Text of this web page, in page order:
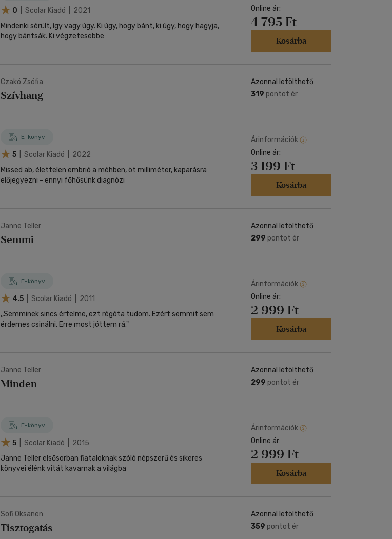
0
| Scolar Kiadó | 2021
Mindenki sérült, így vagy úgy. Ki úgy, hogy bánt, ki úgy, hogy hagyja,
hogy bántsák. Ki végzetesebbe
Online ár:
4 795 Ft
Kosárba
Czakó Zsófia
Szívhang
E-könyv
5
| Scolar Kiadó | 2022
Missed ab, élettelen embrió a méhben, öt milliméter, kaparásra
előjegyezni - ennyi főhősünk diagnózi
Azonnal letölthető
319 pontot ér
Árinformációk
Online ár:
3 199 Ft
Kosárba
Janne Teller
Semmi
E-könyv
4.5
| Scolar Kiadó | 2011
,,Semminek sincs értelme, ezt régóta tudom. Ezért semmit sem
érdemes csinálni. Erre most jöttem rá."
Azonnal letölthető
299 pontot ér
Árinformációk
Online ár:
2 999 Ft
Kosárba
Janne Teller
Minden
E-könyv
5
| Scolar Kiadó | 2015
Janne Teller elsősorban fiataloknak szóló népszerű és sikeres
könyvei élénk vitát kavarnak a világba
Azonnal letölthető
299 pontot ér
Árinformációk
Online ár:
2 999 Ft
Kosárba
Sofi Oksanen
Tisztogatás
Azonnal letölthető
359 pontot ér